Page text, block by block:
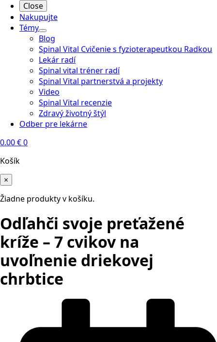
Close
Nakupujte
Témy
Blog
Spinal Vital Cvičenie s fyzioterapeutkou Radkou
Lekár radí
Spinal vital tréner radí
Spinal Vital partnerstvá a projekty
Video
Spinal Vital recenzie
Zdravý životný štýl
Odber pre lekárne
0.00€0
Košík
×
Žiadne produkty v košíku.
Odľahči svoje preťažené
kríže – 7 cvikov na
uvoľnenie driekovej
chrbtice